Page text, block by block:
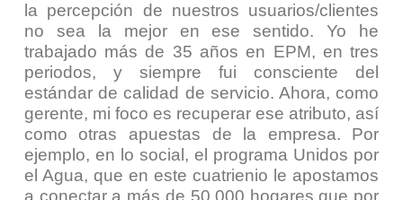
la percepción de nuestros usuarios/clientes
no sea la mejor en ese sentido. Yo he
trabajado más de 35 años en EPM, en tres
periodos, y siempre fui consciente del
estándar de calidad de servicio. Ahora, como
gerente, mi foco es recuperar ese atributo, así
como otras apuestas de la empresa. Por
ejemplo, en lo social, el programa Unidos por
el Agua, que en este cuatrienio le apostamos